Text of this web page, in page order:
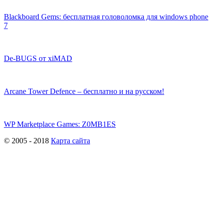
Blackboard Gems: бесплатная головоломка для windows phone
7
De-BUGS от xiMAD
Arcane Tower Defence – бесплатно и на русском!
WP Marketplace Games: Z0MB1ES
© 2005 - 2018 Карта сайта